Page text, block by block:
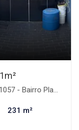
Rio Brilhante-MS
231 m²